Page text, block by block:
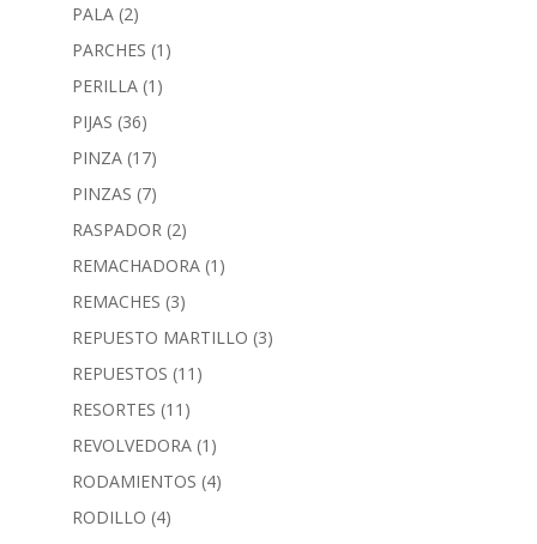
PALA (2)
PARCHES (1)
PERILLA (1)
PIJAS (36)
PINZA (17)
PINZAS (7)
RASPADOR (2)
REMACHADORA (1)
REMACHES (3)
REPUESTO MARTILLO (3)
REPUESTOS (11)
RESORTES (11)
REVOLVEDORA (1)
RODAMIENTOS (4)
RODILLO (4)